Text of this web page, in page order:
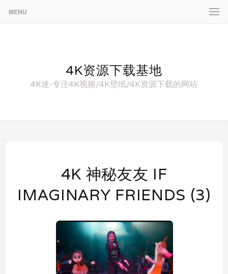
MENU
4K资源下载基地
4K迷-专注4K视频/4K壁纸/4K资源下载的网站
4K 神秘友友 IF
IMAGINARY FRIENDS‎ (3)